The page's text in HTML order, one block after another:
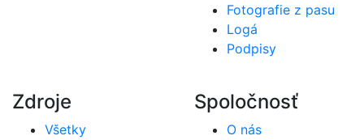
Fotografie z pasu
Logá
Podpisy
Zdroje
Všetky
Spoločnosť
O nás